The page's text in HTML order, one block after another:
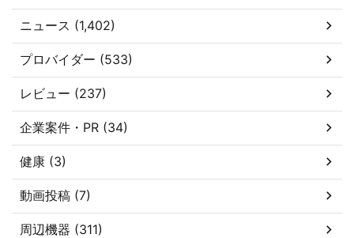
ニュース (1,402)
プロバイダー (533)
レビュー (237)
企業案件・PR (34)
健康 (3)
動画投稿 (7)
周辺機器 (311)